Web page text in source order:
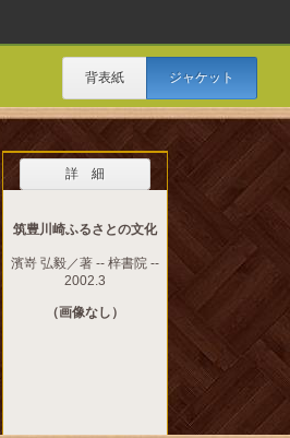
背表紙 ジャケット
詳 細
筑豊川崎ふるさとの文化
濱嵜 弘毅／著 -- 梓書院 --
2002.3
（画像なし）